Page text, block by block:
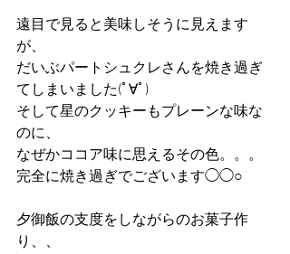
遠目で見ると美味しそうに見えます
が、
だいぶパートシュクレさんを焼き過ぎ
てしまいました(ﾟ∀ﾟ)
そして星のクッキーもプレーンな味な
のに、
なぜかココア味に思えるその色。。。
完全に焼き過ぎでございます◯◯○
夕御飯の支度をしながらのお菓子作
り、、